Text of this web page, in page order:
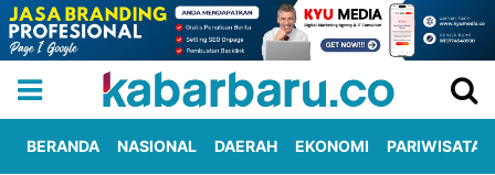
BERANDA NASIONAL DAERAH EKONOMI PARIWISATA